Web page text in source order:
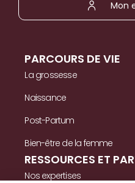
PARCOURS DE VIE
La grossesse
Naissance
Post-Partum
Bien-être de la femme
RESSOURCES ET
Nos expertises